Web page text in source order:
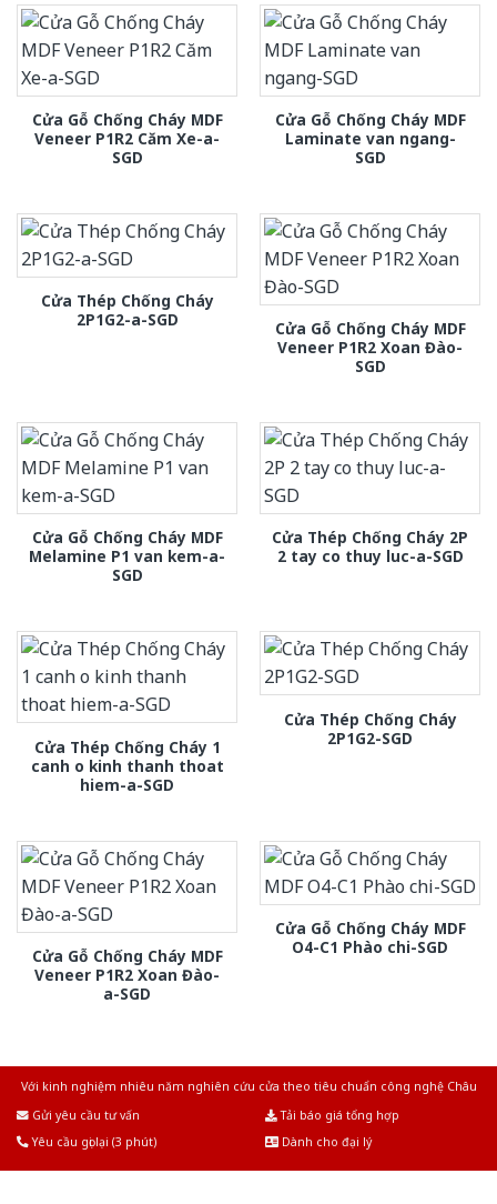
Cửa Gỗ Chống Cháy MDF
Veneer P1R2 Căm Xe-a-
SGD
Cửa Gỗ Chống Cháy MDF
Laminate van ngang-
SGD
Cửa Thép Chống Cháy
2P1G2-a-SGD
Cửa Gỗ Chống Cháy MDF
Veneer P1R2 Xoan Đào-
SGD
Cửa Gỗ Chống Cháy MDF
Melamine P1 van kem-a-
SGD
Cửa Thép Chống Cháy 2P
2 tay co thuy luc-a-SGD
Cửa Thép Chống Cháy 1
canh o kinh thanh thoat
hiem-a-SGD
Cửa Thép Chống Cháy
2P1G2-SGD
Cửa Gỗ Chống Cháy MDF
Veneer P1R2 Xoan Đào-
a-SGD
Cửa Gỗ Chống Cháy MDF
O4-C1 Phào chi-SGD
Với kinh nghiệm nhiêu năm nghiên cứu cửa theo tiêu chuẩn công nghệ Châu
Gửi yêu cầu tư vấn
Tải báo giá tổng hợp
Yêu cầu gọi lại (3 phút)
Dành cho đại lý